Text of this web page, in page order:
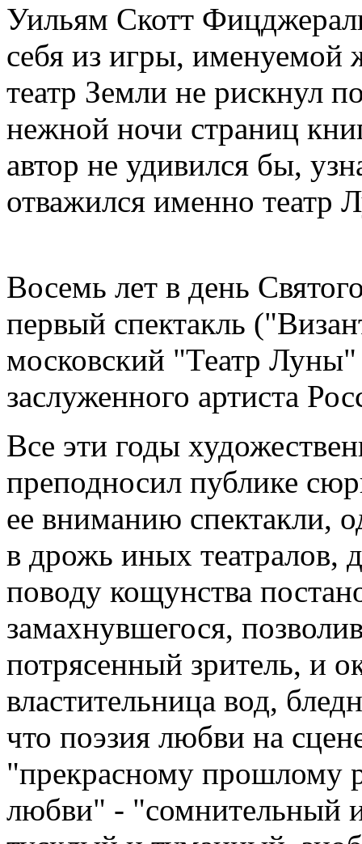
Уильям Скотт
себя из игры,
театр Земли не рискнул
нежной ночи страниц
автор не удивился бы,
отважился именно театр
Восемь лет в день
первый спектакль
московский "Театр Луны"
заслуженного артиста
Все эти годы
преподносил публике
ее вниманию спектакли,
в дрожь иных театралов,
поводу кощунства
замахнувшегося,
потрясенный зритель, и
властительница вод,
что поэзия любви на
"прекрасному прошлому
любви" - "сомнительный